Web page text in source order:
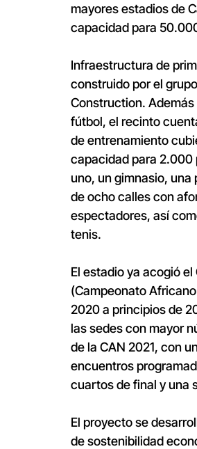
mayores estadios de
capacidad para
Infraestructura de
construido por el
Construction.
fútbol, el recinto
de entrenamiento
capacidad para 2.000
uno, un gimnasio, una
de ocho calles con
espectadores, así
tenis.
El estadio ya acogió el
(Campeonato
2020 a principios de
las sedes con mayor
de la CAN 2021, con
encuentros
cuartos de final y una
El proyecto se
de sostenibilidad